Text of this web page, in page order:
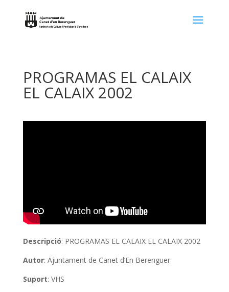
PROGRAMAS EL CALAIX
EL CALAIX 2002
Descripció: PROGRAMAS EL CALAIX EL CALAIX 2002
Autor: Ajuntament de Canet d’En Berenguer
Suport: VHS